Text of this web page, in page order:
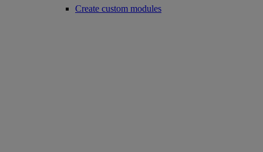
Create custom modules